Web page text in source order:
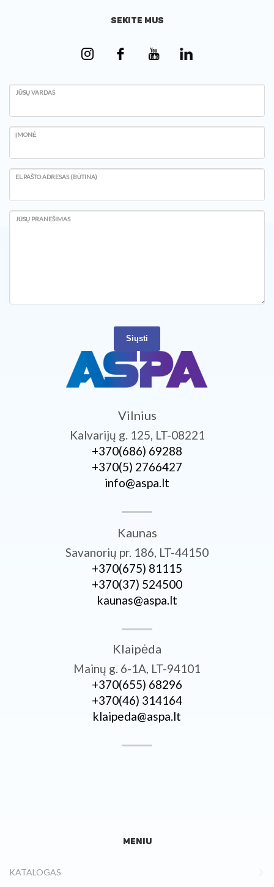
SEKITE MUS
JŪSŲ VARDAS
ĮMONĖ
EL.PAŠTO ADRESAS (BŪTINA)
JŪSŲ PRANEŠIMAS
Siųsti
Vilnius
Kalvarijų g. 125, LT-08221
+370­(686) 69288
+370­(5) 2766427
info@aspa.lt
Kaunas
Savanorių pr. 186, LT-44150
+370­(675) 81115
+370­(37) 524500
kaunas@aspa.lt
Klaipėda
Mainų g. 6-1A, LT-94101
+370­(655) 68296
+370­(46) 314164
klaipeda@aspa.lt
MENIU
KATALOGAS